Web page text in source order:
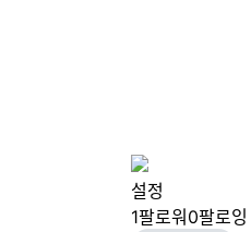
설정
1팔로워 0팔로잉